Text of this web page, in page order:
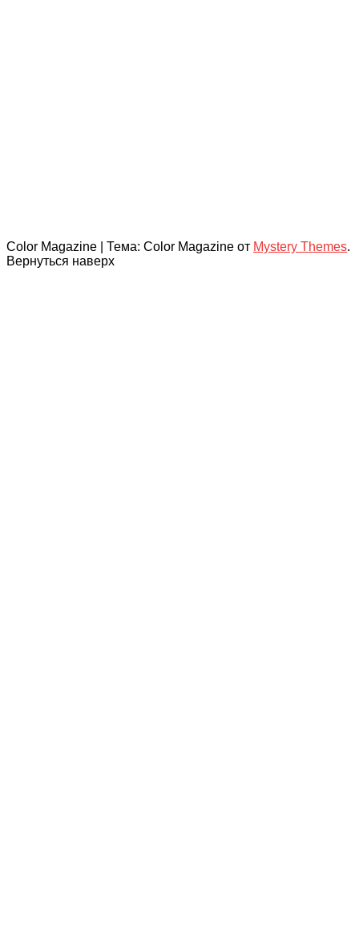
Color Magazine Тема: Color Magazine от Mystery Themes.
Вернуться наверх